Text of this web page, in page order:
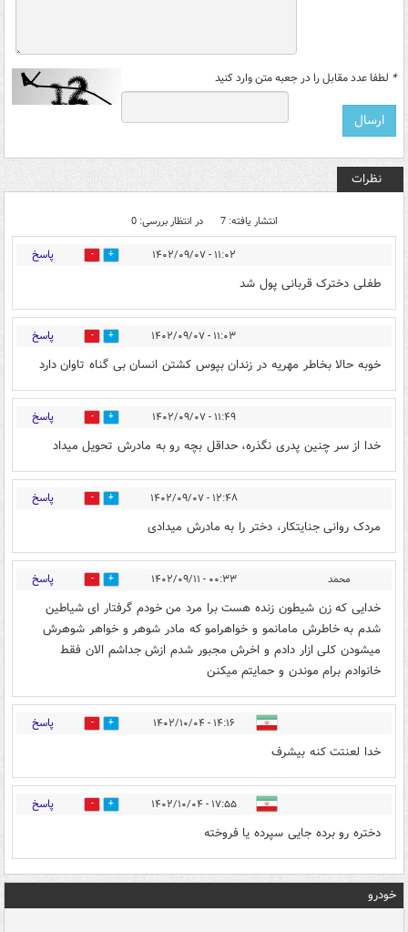
* لطفا عدد مقابل را در جعبه متن وارد کنید
نظرات
انتشار یافته: 7 در انتظار بررسی: 0
۱۱:۰۲ - ۱۴۰۲/۰۹/۰۷ 3 پاسخ
طفلی دخترک قربانی پول شد
۱۱:۰۳ - ۱۴۰۲/۰۹/۰۷ 4 پاسخ
خوبه حالا بخاطر مهریه در زندان بپوس کشتن انسان بی گناه تاوان دارد
۱۱:۴۹ - ۱۴۰۲/۰۹/۰۷ 7 پاسخ
خدا از سر چنین پدری نگذره، حداقل بچه رو به مادرش تحویل میداد
۱۲:۴۸ - ۱۴۰۲/۰۹/۰۷ 3 پاسخ
مردک روانی جنایتکار، دختر را به مادرش میدادی
محمد ۰۰:۳۳ - ۱۴۰۲/۰۹/۱۱ 0 پاسخ
خدایی که زن شیطون زنده هست برا مرد من خودم گرفتار ای شیاطین
شدم به خاطرش مامانمو و خواهرامو که مادر شوهر و خواهر شوهرش
میشودن کلی ازار دادم و اخرش مجبور شدم ازش جداشم الان فقط
خانوادم برام موندن و حمایتم میکنن
۱۴:۱۶ - ۱۴۰۲/۱۰/۰۴ 2 پاسخ
خدا لعنتت کنه بیشرف
۱۷:۵۵ - ۱۴۰۲/۱۰/۰۴ 0 پاسخ
دختره رو برده جایی سپرده یا فروخته
خودرو